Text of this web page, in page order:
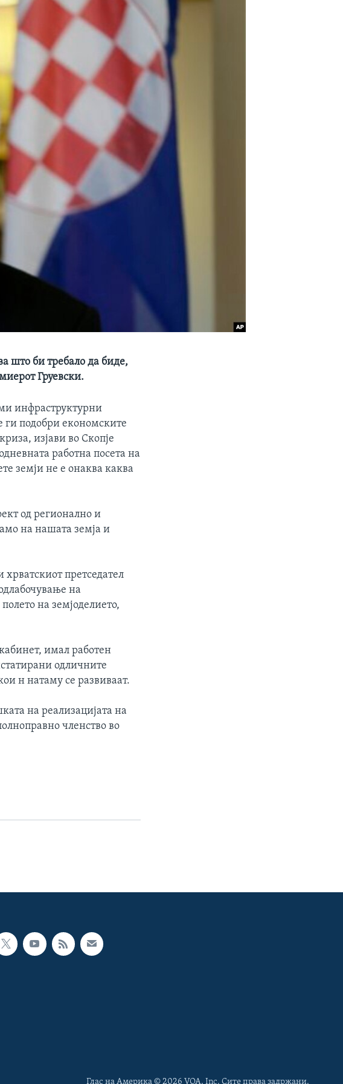
што би требало да биде,
Груевски.
инфраструктурни
ги подобри економските
изјави во Скопје
работна посета на
земји не е онаква каква
од регионално и
на нашата земја и
претседател
на
на земјоделието,
имал работен
одличните
н натаму се развиваат.
на реализацијата на
членство во
Глас на Америка © 2026 VOA, Inc. Сите права задржани.